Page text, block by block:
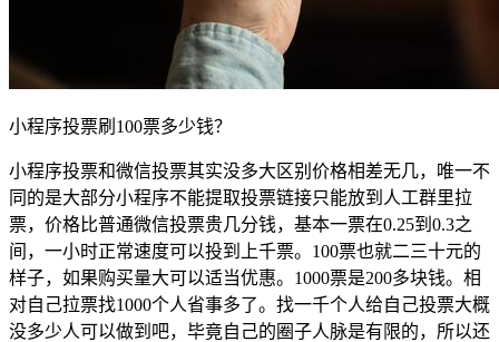
小程序投票刷100票多少钱？
小程序投票和微信投票其实没多大区别价格相差无几，唯一不
同的是大部分小程序不能提取投票链接只能放到人工群里拉
票，价格比普通微信投票贵几分钱，基本一票在0.25到0.3之
间，一小时正常速度可以投到上千票。100票也就二三十元的
样子，如果购买量大可以适当优惠。1000票是200多块钱。相
对自己拉票找1000个人省事多了。找一千个人给自己投票大概
没多少人可以做到吧，毕竟自己的圈子人脉是有限的，所以还